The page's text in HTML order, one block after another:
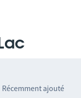
Récemment ajouté